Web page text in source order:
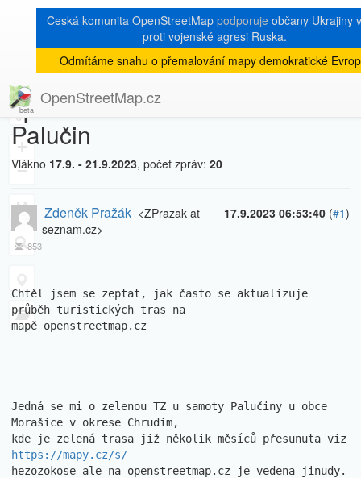
Česká komunita OpenStreetMap podporujeobčany Ukrajiny
proti vojenské agresi Ruska.
Odmítáme snahu o přemalování mapy demokratické
OpenStreetMap.cz
8
+
−
« zpět na výpis měsíce|
[Talk-cz]
špatně značená zelená trasa u
Palučin
Vlákno 17.9. - 21.9.2023, počet zpráv: 20
17.9.2023 06:53:40 (#1)
Zdeněk Pražák <ZPrazak at
seznam.cz>
853
Chtěl jsem se zeptat, jak často se aktualizuje
průběh turistických tras na
mapě openstreetmap.cz
Jedná se mi o zelenou TZ u samoty Palučiny u obce
Morašice v okrese Chrudim,
https://mapy.cz/s/
hezozokose ale na openstreetmap.cz je vedena jinudy.